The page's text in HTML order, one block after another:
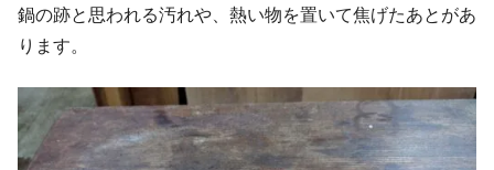
鍋の跡と思われる汚れや、熱い物を置いて焦げたあとがあ
ります。